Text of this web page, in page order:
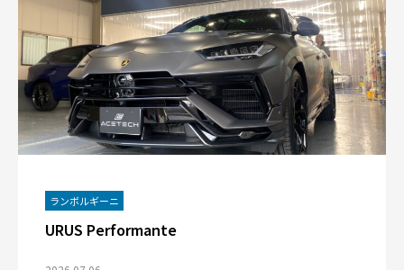
ランボルギーニ
URUS Performante